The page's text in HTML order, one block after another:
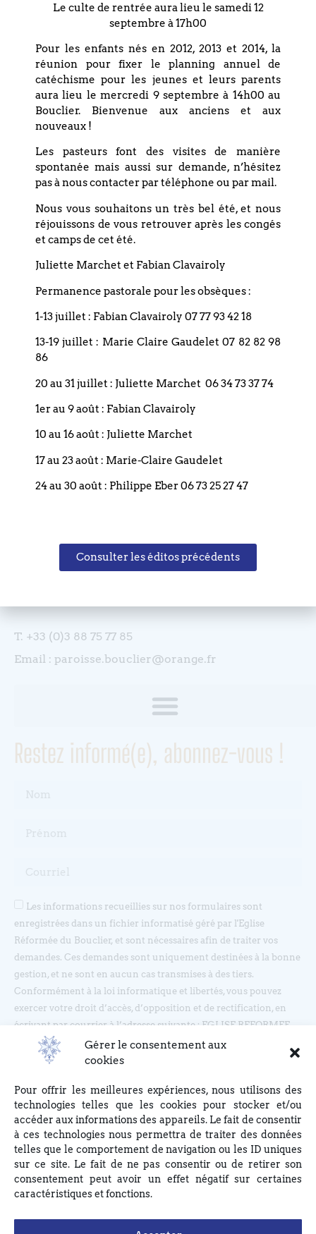
Gérer le consentement aux
cookies
Pour offrir les meilleures expériences, nous utilisons des
technologies telles que les cookies pour stocker et/ou
accéder aux informations des appareils. Le fait de consentir
à ces technologies nous permettra de traiter des données
telles que le comportement de navigation ou les ID uniques
sur ce site. Le fait de ne pas consentir ou de retirer son
consentement peut avoir un effet négatif sur certaines
caractéristiques et fonctions.
– ID ZOOM : ‪846 9718 3403
– Lien direct :
https://zoom.us/j/84697183403 ;
Un mot de passe sera demandé aux
participants : 210609
PARTAGEZ CET
ÉVÉNEMENT
Suivant
Coordonnées
4 rue du Bouclier
T. +33 (0)3 88 75 77 85
Email : paroisse.bouclier@orange.fr
Restez informé(e), abonnez-vous !
Les informations recueillies sur nos formulaires sont
enregistrées dans un fichier informatisé géré par l'Eglise
Réformée du Bouclier, et sont nécessaires afin de traiter vos
demandes. Ces demandes sont uniquement destinées à la bonne
gestion, et ne sont en aucun cas transmises à des tiers.
Conformément à la loi informatique et libertés, vous pouvez
exercer votre droit d’accès, d’opposition et de rectification, en
écrivant par courrier à l’adresse suivante : EGLISE REFORMEE
DU BOUCLIER, 4 rue du Bouclier, 67000 STRASBOURG ou en
écrivant à eglise(at)lebouclier.fr
Je m'abonne
Le culte de rentrée aura lieu le samedi 12
septembre à 17h00
Pour les enfants nés en 2012, 2013 et 2014, la
réunion pour fixer le planning annuel de
catéchisme pour les jeunes et leurs parents
aura lieu le mercredi 9 septembre à 14h00 au
Bouclier. Bienvenue aux anciens et aux
nouveaux !
Les pasteurs font des visites de manière
spontanée mais aussi sur demande, n’hésitez
pas à nous contacter par téléphone ou par mail.
Nous vous souhaitons un très bel été, et nous
réjouissons de vous retrouver après les congés
et camps de cet été.
Juliette Marchet et Fabian Clavairoly
Permanence pastorale pour les obsèques :
1-13 juillet : Fabian Clavairoly 07 77 93 42 18
13-19 juillet : Marie Claire Gaudelet 07 82 82 98
86
20 au 31 juillet : Juliette Marchet 06 34 73 37 74
1er au 9 août : Fabian Clavairoly
10 au 16 août : Juliette Marchet
17 au 23 août : Marie-Claire Gaudelet
24 au 30 août : Philippe Eber 06 73 25 27 47
Consulter les éditos précédents